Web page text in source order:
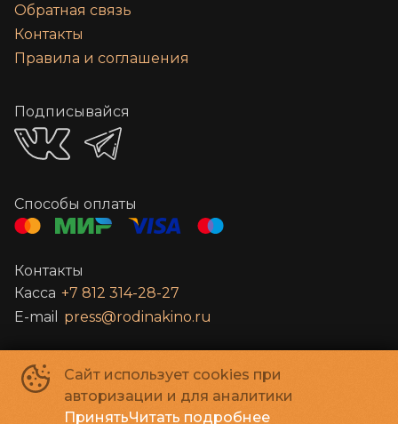
Сайт использует cookies при
авторизации и для аналитики
ПринятьЧитать подробнее
Обратная связь
Контакты
Правила и соглашения
Подписывайся
Способы оплаты
Контакты
Касса +7 812 314-28-27
E-mail
press@rodinakino.ru
Санкт-Петербургское Государственное бюджетное учреждение
культуры «Петербург-кино»©2022- 2026
Powered byp24.app